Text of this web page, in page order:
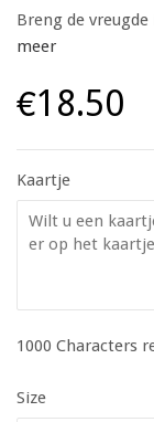
Breng de
meer
€18.50
Kaartje
1000 Characters
Size